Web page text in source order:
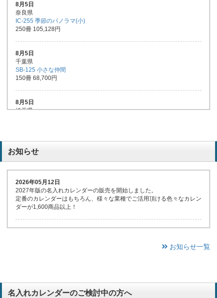
スリーマンス)
建設業
毎年注文しています。
病院
8月5日
奈良県
IC-255 季節のパノラマ(小)
250冊 105,128円
8月5日
千葉県
SB-125 小さな仲間
150冊 68,700円
8月5日
埼玉県
8月5日
8月5日
岡山県
お知らせ
2026年05月12日
2027年版の名入れカレンダーの販売を開始しました。
定番のカレンダーはもちろん、様々な業種でご活用頂ける色々なカレン
ダーが1,600商品以上！
お知らせ一覧
名入れカレンダーのご検討中の方へ